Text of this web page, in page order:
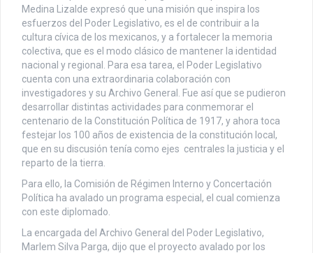
Medina Lizalde expresó que una misión que inspira los
esfuerzos del Poder Legislativo, es el de contribuir a la
cultura cívica de los mexicanos, y a fortalecer la memoria
colectiva, que es el modo clásico de mantener la identidad
nacional y regional. Para esa tarea, el Poder Legislativo
cuenta con una extraordinaria colaboración con
investigadores y su Archivo General. Fue así que se pudieron
desarrollar distintas actividades para conmemorar el
centenario de la Constitución Política de 1917, y ahora toca
festejar los 100 años de existencia de la constitución local,
que en su discusión tenía como ejes centrales la justicia y el
reparto de la tierra.
Para ello, la Comisión de Régimen Interno y Concertación
Política ha avalado un programa especial, el cual comienza
con este diplomado.
La encargada del Archivo General del Poder Legislativo,
Marlem Silva Parga, dijo que el proyecto avalado por los